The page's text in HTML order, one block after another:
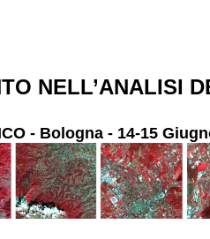
NELL’ANALISI
- Bologna - 14-15